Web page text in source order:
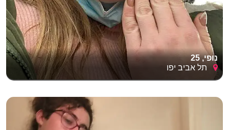
נופי, 25
תל אביב יפו